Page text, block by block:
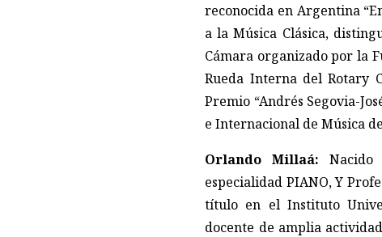
reconocida en Argentina
a la Música Clásica,
Cámara organizado por la
Rueda Interna del Rotary
Premio “Andrés Segovia-
e Internacional de Música
Orlando Millaá: Nacido
especialidad PIANO, Y
título en el Instituto
docente de amplia